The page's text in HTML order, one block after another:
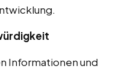
Informationen und